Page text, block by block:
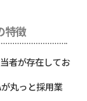
特徴
者が存在してお
丸っと採用業